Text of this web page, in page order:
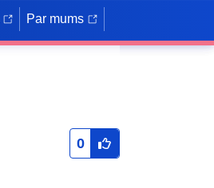
Par mums
0